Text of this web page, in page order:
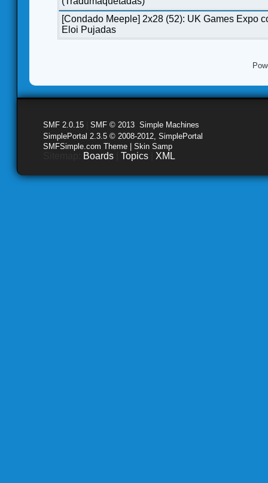
[Condado Meeple] 2x28 (52): UK Games Expo
Eloi Pujadas
SMF 2.0.15 SMF © 2013 Simple Machines
SimplePortal 2.3.5 © 2008-2012, SimplePortal
SMFSimple.com Theme | Skin Samp
Boards Topics XML